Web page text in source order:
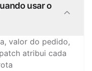
usar o
valor do pedido,
atribui cada